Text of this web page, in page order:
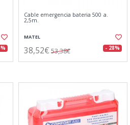
Cable emergencia bateria 500 a.
2,5m.
MATEL
38,52€ 53,38€ - 28%